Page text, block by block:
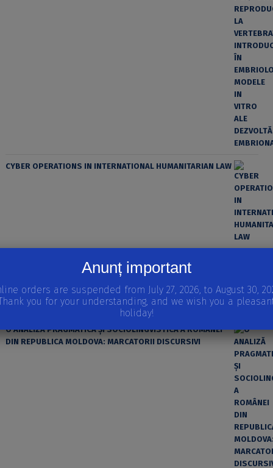
CYBER OPERATIONS IN INTERNATIONAL HUMANITARIAN LAW
ȘTIINȚA MODERNĂ ȘI MATERIALISMUL
O ANALIZĂ PRAGMATICĂ ȘI SOCIOLINGVISTICĂ A ROMÂNEI
DIN REPUBLICA MOLDOVA: MARCATORII DISCURSIVI
Anunț important
orders are suspended from July 27, 2026, to August 30,
you for your understanding, and we wish you a
holiday!